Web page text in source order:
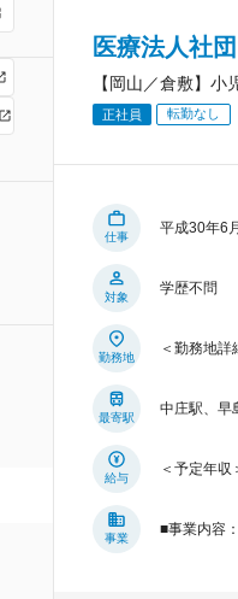
医療法人社
【岡山／倉敷】
正社員 転勤なし
仕事
平成30年6
対象
学歴不問
勤務地
＜勤務地
最寄駅
中庄駅、早
給与
＜予定年
事業
■事業内容